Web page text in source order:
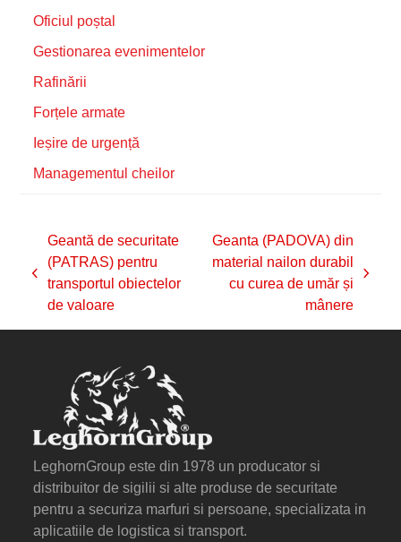
Oficiul poștal
Gestionarea evenimentelor
Rafinării
Forțele armate
Ieșire de urgență
Managementul cheilor
previous
post:
Geantă de securitate
(PATRAS) pentru
transportul obiectelor
de valoare
next
Geanta (PADOVA) din
material nailon durabil
cu curea de umăr și
mânere
LeghornGroup este din 1978 un producator si
distribuitor de sigilii si alte produse de securitate
pentru a securiza marfuri si persoane, specializata in
aplicatiile de logistica si transport.